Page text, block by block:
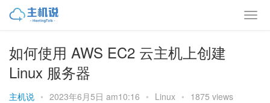
如何使用 AWS EC2 云主机上创建
Linux 服务器
主机说 • 2023年6月5日 am10:16 • Linux • 1875 views